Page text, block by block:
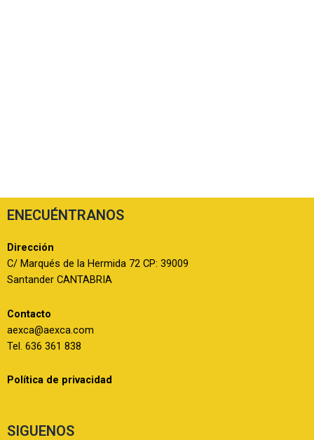
ENECUÉNTRANOS
Dirección
C/ Marqués de la Hermida 72 CP: 39009
Santander CANTABRIA
Contacto
aexca@aexca.com
Tel. 636 361 838
Política de privacidad
SIGUENOS